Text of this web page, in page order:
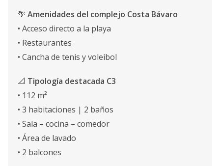
🌴 Amenidades del complejo Costa Bávaro
• Acceso directo a la playa
• Restaurantes
• Cancha de tenis y voleibol
📐 Tipología destacada C3
• 112 m²
• 3 habitaciones | 2 baños
• Sala – cocina – comedor
• Área de lavado
• 2 balcones